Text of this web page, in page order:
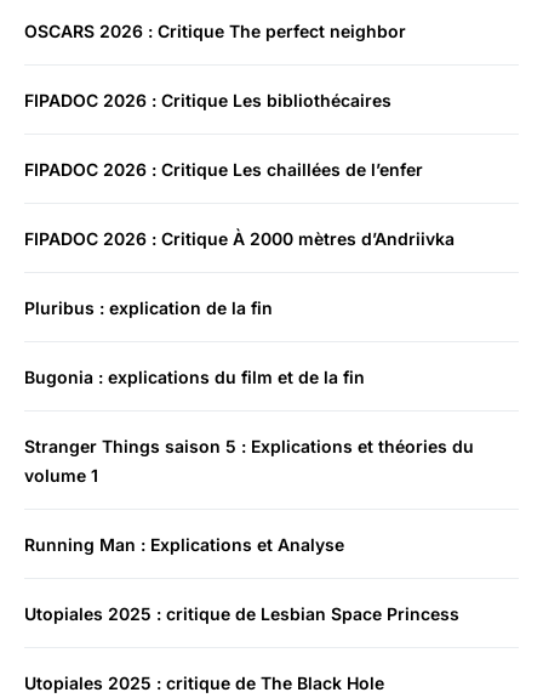
OSCARS 2026 : Critique The perfect neighbor
FIPADOC 2026 : Critique Les bibliothécaires
FIPADOC 2026 : Critique Les chaillées de l’enfer
FIPADOC 2026 : Critique À 2000 mètres d’Andriivka
Pluribus : explication de la fin
Bugonia : explications du film et de la fin
Stranger Things saison 5 : Explications et théories du
volume 1
Running Man : Explications et Analyse
Utopiales 2025 : critique de Lesbian Space Princess
Utopiales 2025 : critique de The Black Hole